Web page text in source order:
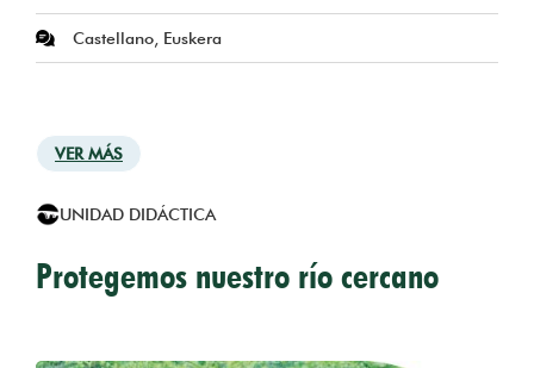
Castellano, Euskera
VER MÁS
UNIDAD DIDÁCTICA
Protegemos nuestro río cercano